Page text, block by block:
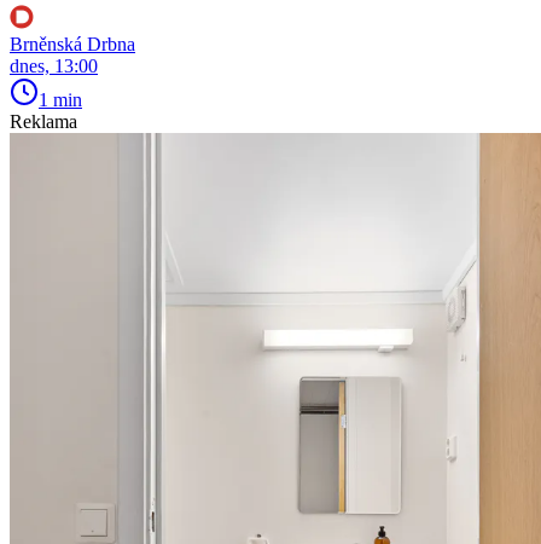
Brněnská Drbna
dnes, 13:00
1 min
Reklama